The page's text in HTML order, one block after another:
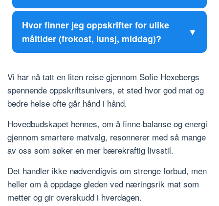
Hvor finner jeg oppskrifter for ulike
måltider (frokost, lunsj, middag)?
Vi har nå tatt en liten reise gjennom Sofie Hexebergs
spennende oppskriftsunivers, et sted hvor god mat og
bedre helse ofte går hånd i hånd.
Hovedbudskapet hennes, om å finne balanse og energi
gjennom smartere matvalg, resonnerer med så mange
av oss som søker en mer bærekraftig livsstil.
Det handler ikke nødvendigvis om strenge forbud, men
heller om å oppdage gleden ved næringsrik mat som
metter og gir overskudd i hverdagen.